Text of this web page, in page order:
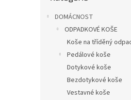
DOMÁCNOST
ODPADKOVÉ KOŠE
Koše na tříděný
Pedálové koše
Dotykové koše
Bezdotykové koše
Vestavné koše